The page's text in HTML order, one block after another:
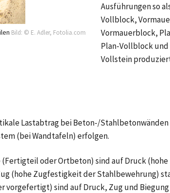
Bild: © E. Adler, Fotolia.com
Ausführungen so
Vollblock,
Vormauerblock,
Plan-Vollblock und
Vollstein
Lastabtrag bei Beton-/
(bei Wandtafeln) erfolgen.
oder Ortbeton) sind auf Druck (hohe
(hohe Zugfestigkeit der Stahlbewehrung)
vorgefertigt) sind auf Druck, Zug und